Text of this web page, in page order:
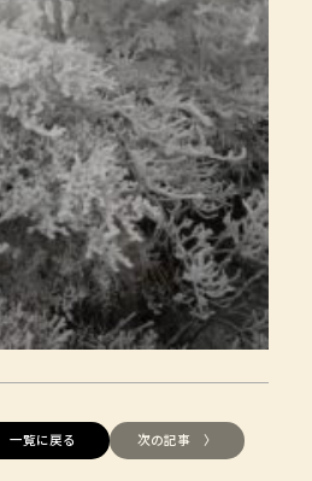
一覧に戻る 次の記事 〉